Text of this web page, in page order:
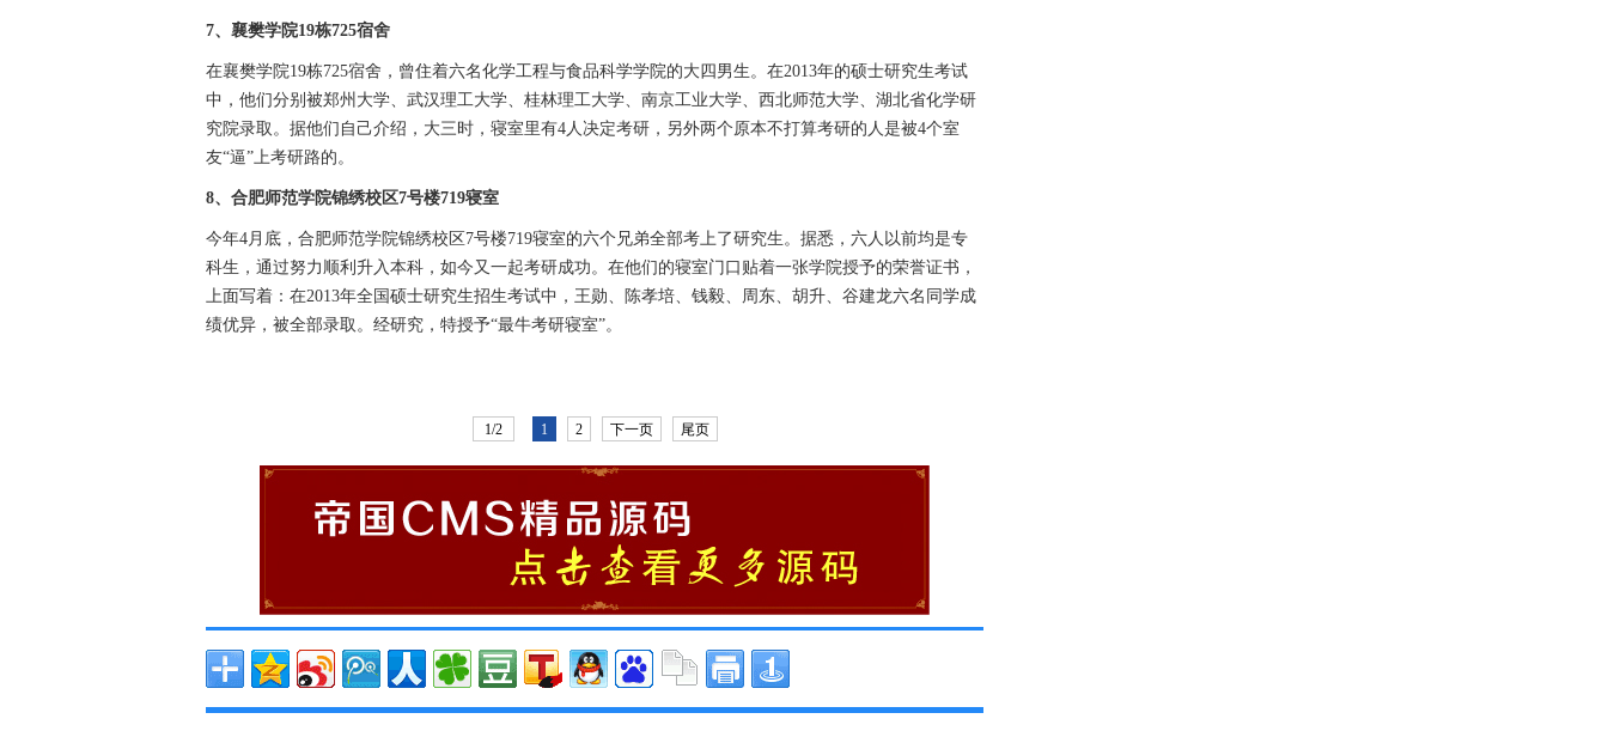
7、襄樊学院19栋725宿舍
在襄樊学院19栋725宿舍，曾住着六名化学工程与食品科学学院的大四男生。在2013年的硕士研究生考试
中，他们分别被郑州大学、武汉理工大学、桂林理工大学、南京工业大学、西北师范大学、湖北省化学研
究院录取。据他们自己介绍，大三时，寝室里有4人决定考研，另外两个原本不打算考研的人是被4个室
友“逼”上考研路的。
8、合肥师范学院锦绣校区7号楼719寝室
今年4月底，合肥师范学院锦绣校区7号楼719寝室的六个兄弟全部考上了研究生。据悉，六人以前均是专
科生，通过努力顺利升入本科，如今又一起考研成功。在他们的寝室门口贴着一张学院授予的荣誉证书，
上面写着：在2013年全国硕士研究生招生考试中，王勋、陈孝培、钱毅、周东、胡升、谷建龙六名同学成
绩优异，被全部录取。经研究，特授予“最牛考研寝室”。
1/2 1 2 下一页 尾页